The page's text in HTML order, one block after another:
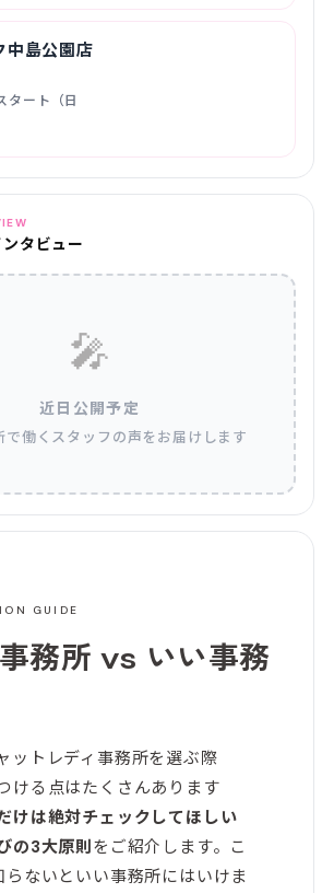
中島公園店
タート（日
タビュー
🎤
近日公開予定
で働くスタッフの声をお届けします
GUIDE
務所 vs いい事務
ットレディ事務所を選ぶ際
ける点はたくさんあります
けは絶対チェックしてほしい
の3大原則をご紹介します。こ
らないといい事務所にはいけま